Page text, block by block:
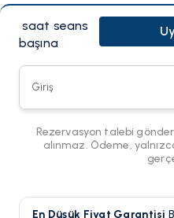
saat seans
başına
Giriş
Rezervasyon talebi
alınmaz. Ödeme,
En Düşük Fiyat Garantisi